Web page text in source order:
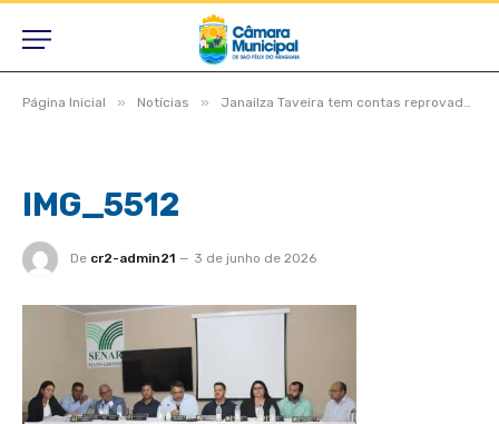
Página Inicial » Notícias » Janailza Taveira tem contas reprovadas após rombo milionário, dívidas previdenciárias e retenção de dinheiro de servidores
IMG_5512
De cr2-admin21 3 de junho de 2026